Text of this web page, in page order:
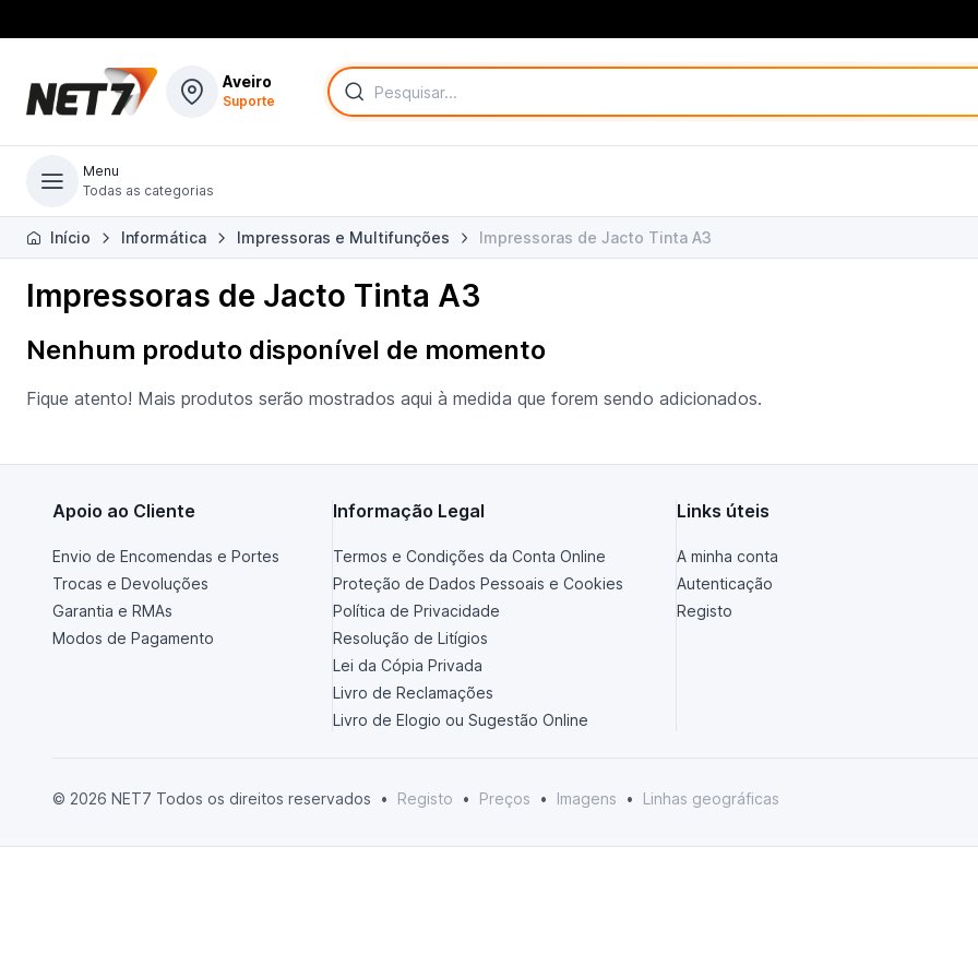
Aveiro
Suporte
Menu
Todas as categorias
Todas as categorias
Início Informática Impressoras e Multifunções Impressoras de Jacto Tinta A3
Impressoras de Jacto Tinta A3
Nenhum produto disponível de momento
Fique atento! Mais produtos serão mostrados aqui à medida que forem sendo adicionados.
Apoio ao Cliente
Envio de Encomendas e Portes
Trocas e Devoluções
Garantia e RMAs
Modos de Pagamento
Informação Legal
Termos e Condições da Conta Online
Proteção de Dados Pessoais e Cookies
Política de Privacidade
Resolução de Litígios
Lei da Cópia Privada
Livro de Reclamações
Livro de Elogio ou Sugestão Online
Links úteis
A minha conta
Autenticação
Registo
© 2026 NET7 Todos os direitos reservados • Registo • Preços • Imagens • Linhas geográficas